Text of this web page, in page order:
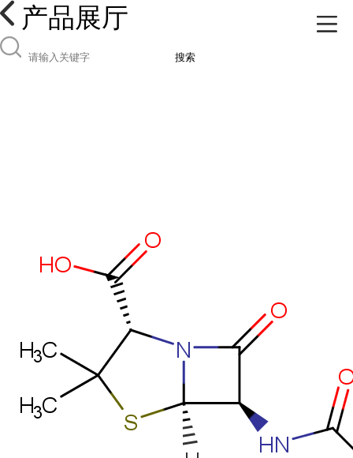
产品展厅
搜索